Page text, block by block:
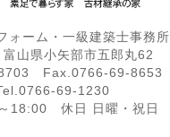
ォーム・一級建築士事務所
山県小矢部市五郎丸62
Fax.0766-69-8653
69-1230
18:00 休日 日曜・祝日